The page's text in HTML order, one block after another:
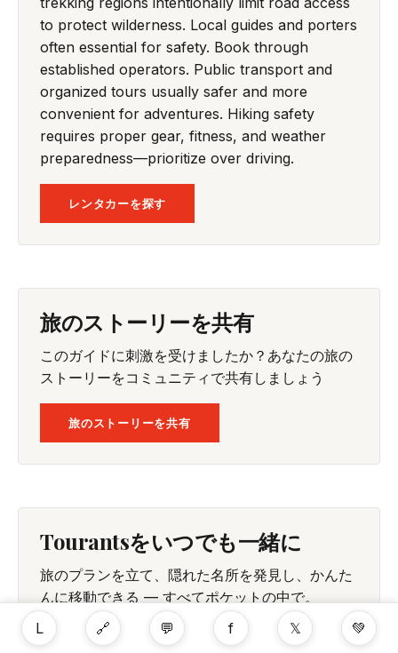
to protect wilderness. Local guides and porters
often essential for safety. Book through
established operators. Public transport and
organized tours usually safer and more
convenient for adventures. Hiking safety
requires proper gear, fitness, and weather
preparedness—prioritize over driving.
レンタカーを探す
旅のストーリーを共有
このガイドに刺激を受けましたか？あなたの旅の
ストーリーをコミュニティで共有しましょう
旅のストーリーを共有
Tourantsをいつでも一緒に
旅のプランを立て、隠れた名所を発見し、かんた
んに移動できる — すべてポケットの中で。
GOOGLE PLAY で入手
L 🔗 💬 f 𝕏 💚